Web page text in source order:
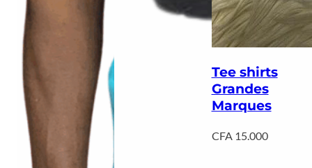
Tee shirts
Grandes
Marques
CFA15.000